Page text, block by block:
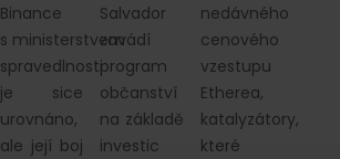
Binance
s ministerstvem
spravedlnosti
je sice
urovnáno,
ale její boj
Salvador
zavádí
program
občanství
na základě
investic
nedávného
cenového
vzestupu
Etherea,
katalyzátory,
které